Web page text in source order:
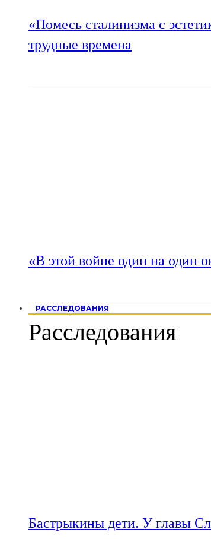
«Помесь сталинизма с
трудные времена
«В этой войне один на один
РАССЛЕДОВАНИЯ
Расследования
Бастрыкины дети. У главы